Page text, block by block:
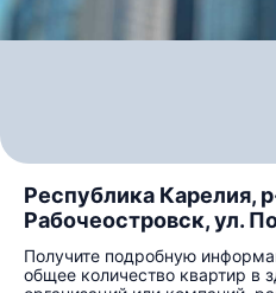
Республика Карелия,
Рабочеостровск, ул.
Получите подробную
общее количество квартир в